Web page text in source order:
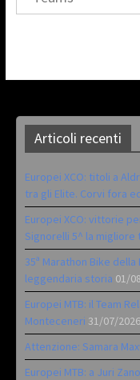
Articoli recenti
Europei XCO: titoli a
tra gli Elite. Corvi fora
Europei XCO: vittorie
Signorelli 5^ la migliore
35ª Marathon Bike
leggendaria storia 01/
Europei MTB: il Team
Monteceneri 31/07/2026
Attenzione: Samara
Europei MTB: a Juri